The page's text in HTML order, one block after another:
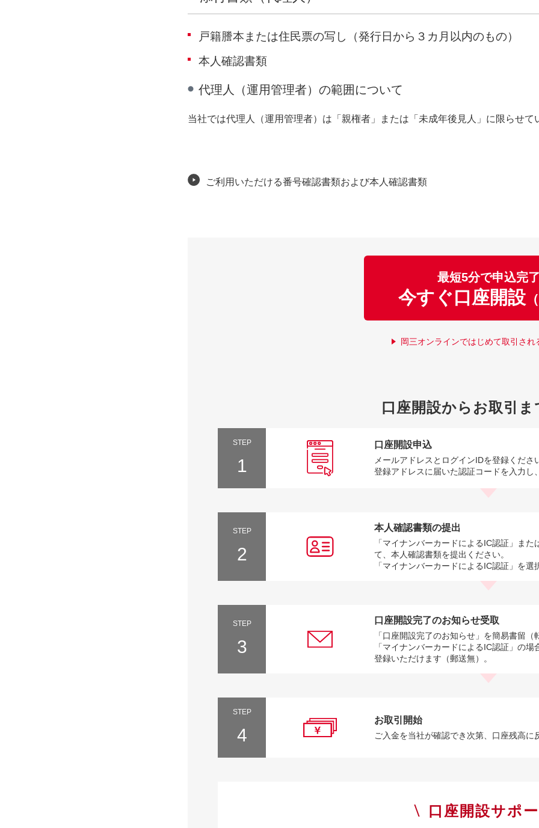
戸籍謄本または住民票の写し（発行日から３カ月以内のもの）
本人確認書類
代理人（運用管理者）の範囲について
当社では代理人（運用管理者）は「親権者」または「未成年後見人」に限らせて
ご利用いただける番号確認書類および本人確認書類
最短5分で申込完
今すぐ口座開設
岡三オンラインではじめて取引され
口座開設からお取引
STEP
1
口座開設申込
メールアドレスとログインIDを登録くださ
登録アドレスに届いた認証コードを入力し
STEP
2
本人確認書類の提出
「マイナンバーカードによるIC認証」ま
て、本人確認書類を提出ください。
「マイナンバーカードによるIC認証」を
STEP
3
口座開設完了のお知らせ受取
「口座開設完了のお知らせ」を簡易書留
「マイナンバーカードによるIC認証」の
登録いただけます（郵送無）。
STEP
4
お取引開始
ご入金を当社が確認でき次第、口座残高
口座開設サポ